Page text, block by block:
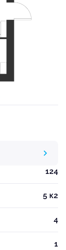
124
5 к2
4
1